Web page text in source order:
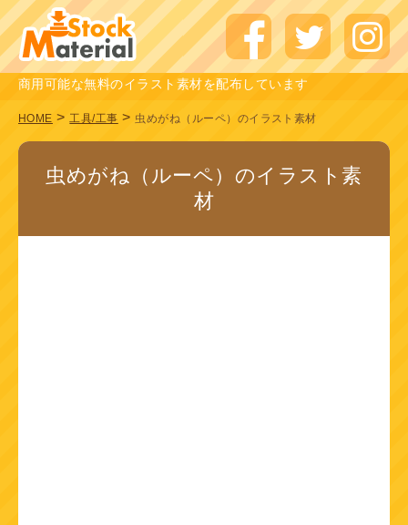
商用可能な無料のイラスト素材を配布しています
HOME > 工具/工事 > 虫めがね（ルーペ）のイラスト素材
虫めがね（ルーペ）のイラスト素
材